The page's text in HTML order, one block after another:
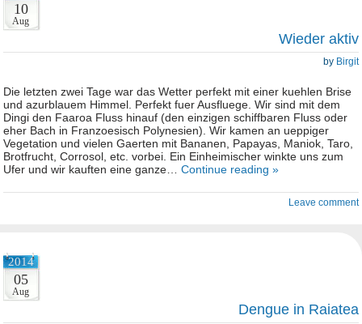
10
Aug
Wieder aktiv
by Birgit
Die letzten zwei Tage war das Wetter perfekt mit einer kuehlen Brise
und azurblauem Himmel. Perfekt fuer Ausfluege. Wir sind mit dem
Dingi den Faaroa Fluss hinauf (den einzigen schiffbaren Fluss oder
eher Bach in Franzoesisch Polynesien). Wir kamen an ueppiger
Vegetation und vielen Gaerten mit Bananen, Papayas, Maniok, Taro,
Brotfrucht, Corrosol, etc. vorbei. Ein Einheimischer winkte uns zum
Ufer und wir kauften eine ganze… Continue reading »
Leave comment
2014
05
Aug
Dengue in Raiatea